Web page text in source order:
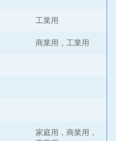
工業用
商業用，工業用
家庭用，商業用，